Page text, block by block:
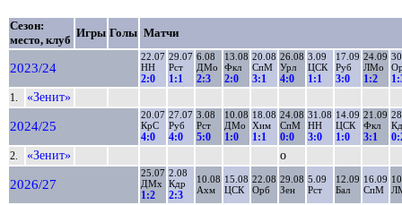
Сезон:
место, клуб
Игры Голы Матчи
2023/24
22.07
НН
2:0
29.07
Рст
1:1
6.08
ДМо
2:3
13.08
Фкл
2:0
20.08
СпМ
3:1
26.08
Урл
4:0
3.09
ЦСК
1:1
17.09
Руб
3:0
24.09
ЛМо
1:2
1. «Зенит»
2024/25
20.07
КрС
4:0
27.07
Руб
4:0
3.08
Рст
5:0
10.08
ДМо
1:0
18.08
Хим
1:1
24.08
СпМ
0:0
31.08
НН
3:0
14.09
ЦСК
1:0
21.09
Фкл
3:1
2. «Зенит» о
2026/27
25.07
ДМх
1:2
2.08
Кдр
2:3
10.08
Ахм
15.08
ЦСК
22.08
Орб
29.08
Зен
5.09
Рст
12.09
Бал
16.09
СпМ